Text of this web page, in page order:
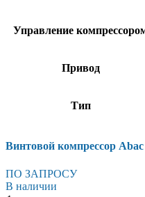
Управление
Привод
Тип
Винтовой компрессор
ПО ЗАПРОСУ
В наличии